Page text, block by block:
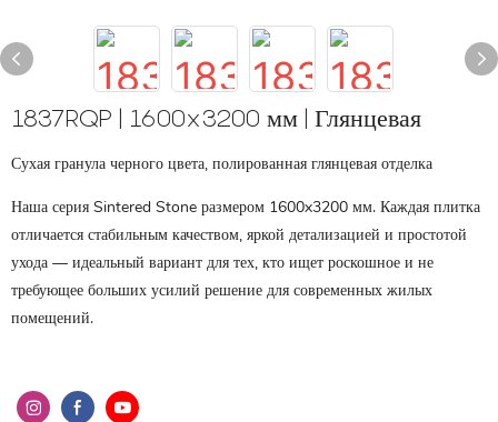
1837RQP | 1600x3200 мм | Глянцевая
Сухая гранула черного цвета, полированная глянцевая отделка
Наша серия Sintered Stone размером 1600x3200 мм. Каждая плитка
отличается стабильным качеством, яркой детализацией и простотой
ухода — идеальный вариант для тех, кто ищет роскошное и не
требующее больших усилий решение для современных жилых
помещений.